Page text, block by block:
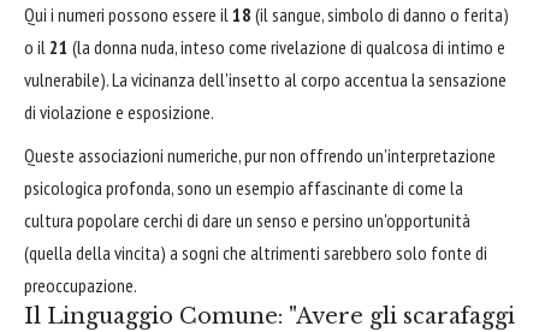
Qui i numeri possono essere il 18 (il sangue, simbolo di danno o ferita)
o il 21 (la donna nuda, inteso come rivelazione di qualcosa di intimo e
vulnerabile). La vicinanza dell'insetto al corpo accentua la sensazione
di violazione e esposizione.
Queste associazioni numeriche, pur non offrendo un'interpretazione
psicologica profonda, sono un esempio affascinante di come la
cultura popolare cerchi di dare un senso e persino un'opportunità
(quella della vincita) a sogni che altrimenti sarebbero solo fonte di
preoccupazione.
Il Linguaggio Comune: "Avere gli scarafaggi